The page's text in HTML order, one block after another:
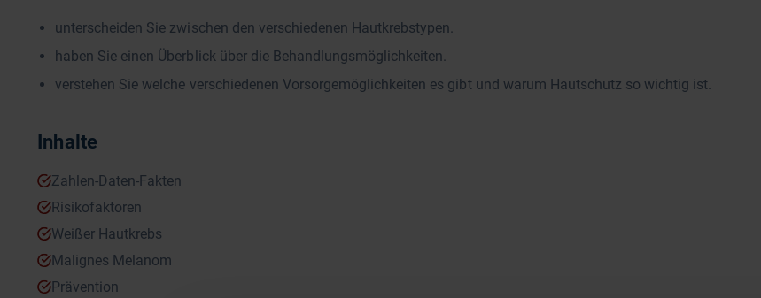
unterscheiden Sie zwischen den verschiedenen Hautkrebstypen.
haben Sie einen Überblick über die Behandlungsmöglichkeiten.
verstehen Sie welche verschiedenen Vorsorgemöglichkeiten es gibt und warum Hautschutz so wichtig ist.
Inhalte
Zahlen-Daten-Fakten
Risikofaktoren
Weißer Hautkrebs
Malignes Melanom
Prävention